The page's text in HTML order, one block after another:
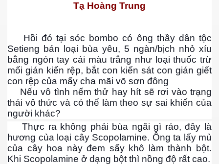
Tạ Hoàng Trung
Hồi đó tại sóc bombo có ông thầy dân tộc
Setieng bán loại bùa yêu, 5 ngàn/bịch nhỏ xíu
bằng ngón tay cái màu trắng như loại thuốc trừ
mối gián kiến rệp, bắt con kiến sát con gián giết
con rệp của mấy cha mãi võ sơn đông
Nếu vô tình nếm thử hay hít sẽ rơi vào trạng
thái vô thức và có thể làm theo sự sai khiến của
người khác?
Thực ra không phải bùa ngãi gì ráo, đây là
hương của loại cây Scopolamine. Ông ta lấy mủ
của cây hoa này đem sấy khô làm thành bột.
Khi Scopolamine ở dạng bột thì nồng độ rất cao.